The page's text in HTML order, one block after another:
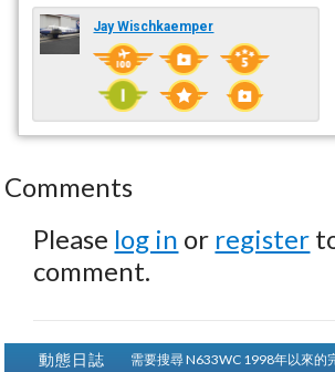
Jay Wischkaemper
Comments
Please log in or register
comment.
動態日誌 需要搜尋 N633WC 1998年以來的